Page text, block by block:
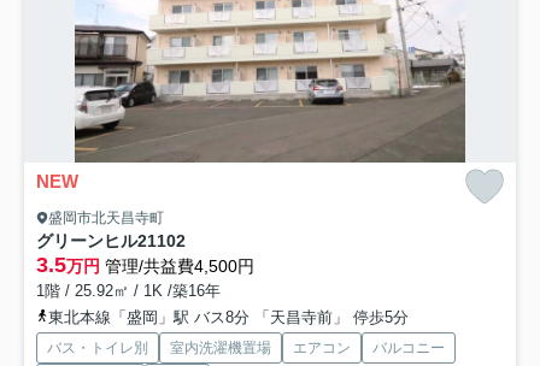
NEW
盛岡市北天昌寺町
グリーンヒル21102
3.5万円 管理/共益費4,500円
1階 / 25.92㎡ / 1K /築16年
東北本線「盛岡」駅 バス8分 「天昌寺前」 停歩5分
バス・トイレ別 室内洗濯機置場 エアコン
バルコニー